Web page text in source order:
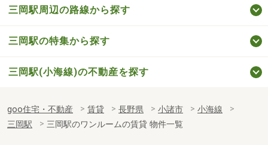
三岡駅周辺の路線から探す
三岡駅の特集から探す
三岡駅(小海線)の不動産を探す
goo住宅・不動産 賃貸 長野県 小諸市
小海線
三岡駅
三岡駅のワンルームの賃貸 物件一覧